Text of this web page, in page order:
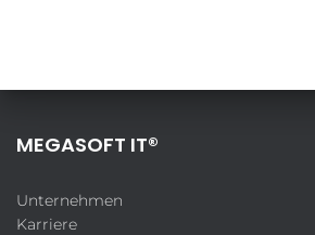
MEGASOFT IT®
Unternehmen
Karriere